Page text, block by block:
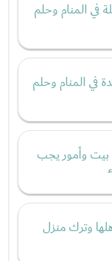
في المنام وحلم
في المنام وحلم
بيت وأمور يجب
وترك منزل